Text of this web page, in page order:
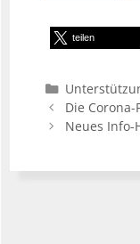
teilen
Kategorien
Die
Neues Info-